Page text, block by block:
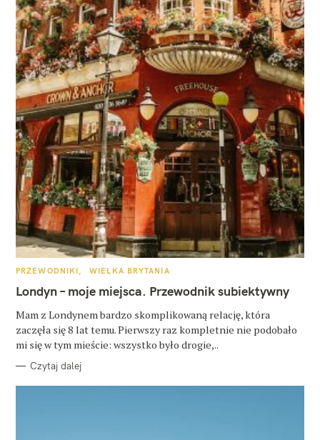
K
T
E
O
R
I
PRZEWODNIKI WIELKA BRYTANIA
Londyn – moje miejsca. Przewodnik subiektywny
Mam z Londynem bardzo skomplikowaną relację, która
zaczęła się 8 lat temu. Pierwszy raz kompletnie nie podobało
mi się w tym mieście: wszystko było drogie,..
Czytaj dalej